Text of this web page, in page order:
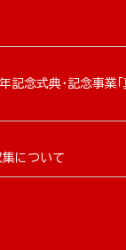
記念式典・記念事業
について